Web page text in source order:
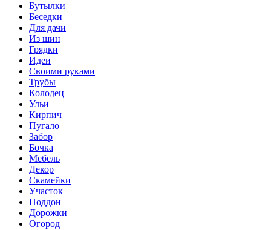
Бутылки
Беседки
Для дачи
Из шин
Грядки
Идеи
Своими руками
Трубы
Колодец
Ульи
Кирпич
Пугало
Забор
Бочка
Мебель
Декор
Скамейки
Участок
Поддон
Дорожки
Огород